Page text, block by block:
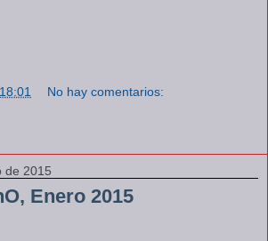
18:01 No hay comentarios:
de 2015
Enero 2015